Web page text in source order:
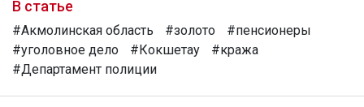
В статье
#Акмолинская область #золото
#пенсионеры
#уголовное дело
#Кокшетау
#кража
#Департамент полиции